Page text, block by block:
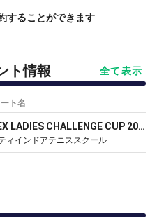
することができます
ト情報 全て表示
ト名
YONEX LADIES CHALLENGE CUP 2026
ィインドアテニススクール